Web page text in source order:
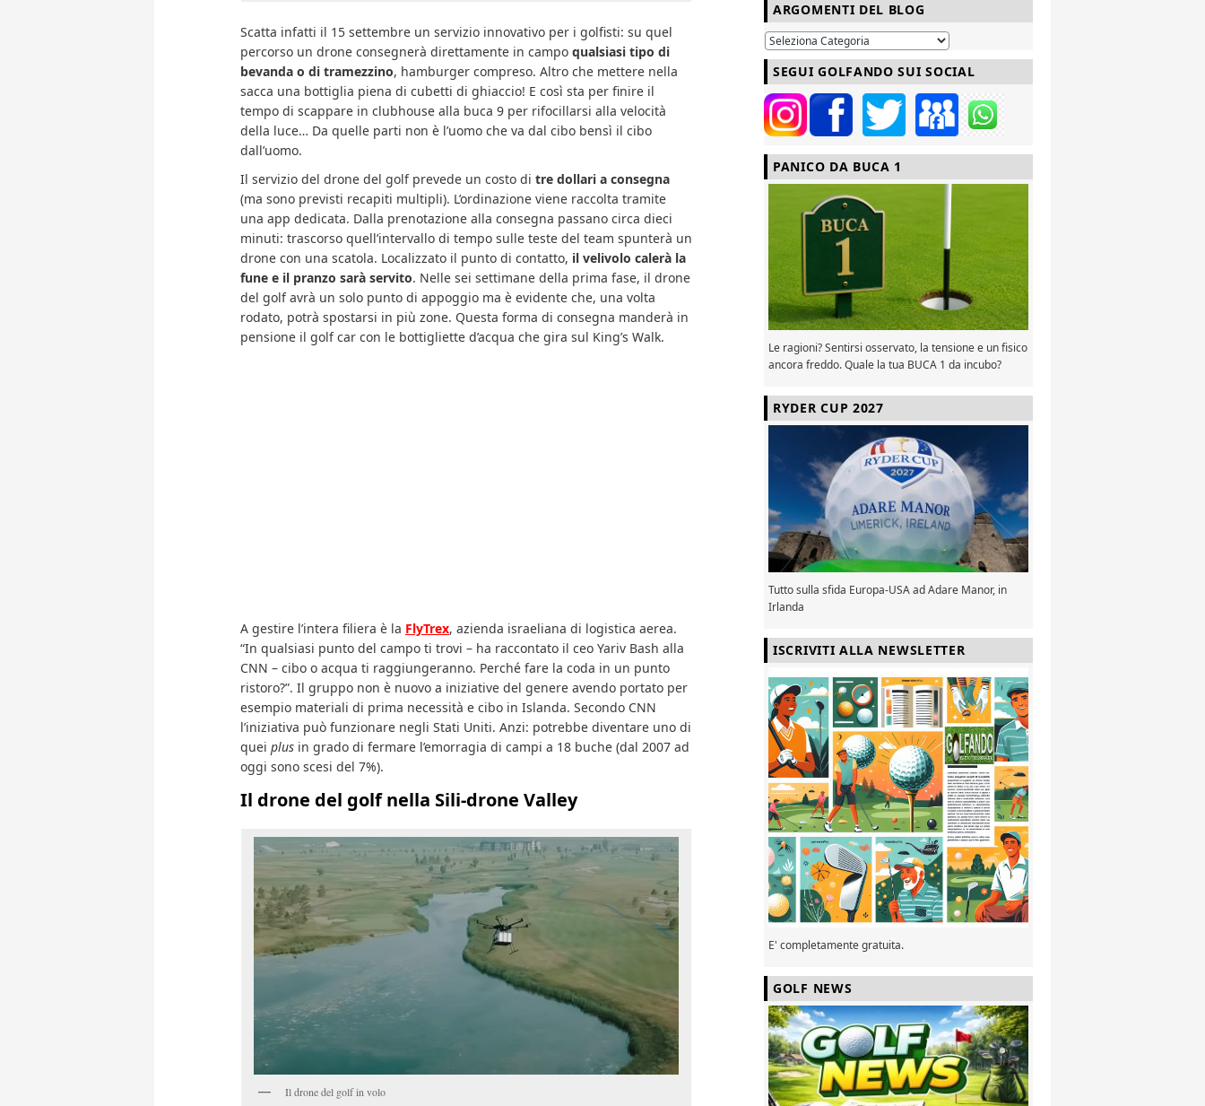
Scatta infatti il 15 settembre un servizio innovativo per i golfisti: su quel
percorso un drone consegnerà direttamente in campo qualsiasi tipo di
bevanda o di tramezzino, hamburger compreso. Altro che mettere nella
sacca una bottiglia piena di cubetti di ghiaccio! E così sta per finire il
tempo di scappare in clubhouse alla buca 9 per rifocillarsi alla velocità
della luce… Da quelle parti non è l’uomo che va dal cibo bensì il cibo
dall’uomo.
Il servizio del drone del golf prevede un costo di tre dollari a consegna
(ma sono previsti recapiti multipli). L’ordinazione viene raccolta tramite
una app dedicata. Dalla prenotazione alla consegna passano circa dieci
minuti: trascorso quell’intervallo di tempo sulle teste del team spunterà un
drone con una scatola. Localizzato il punto di contatto, il velivolo calerà la
fune e il pranzo sarà servito. Nelle sei settimane della prima fase, il drone
del golf avrà un solo punto di appoggio ma è evidente che, una volta
rodato, potrà spostarsi in più zone. Questa forma di consegna manderà in
pensione il golf car con le bottigliette d’acqua che gira sul King’s Walk.
A gestire l’intera filiera è la FlyTrex, azienda israeliana di logistica aerea.
“In qualsiasi punto del campo ti trovi – ha raccontato il ceo Yariv Bash alla
CNN – cibo o acqua ti raggiungeranno. Perché fare la coda in un punto
ristoro?”. Il gruppo non è nuovo a iniziative del genere avendo portato per
esempio materiali di prima necessità e cibo in Islanda. Secondo CNN
l’iniziativa può funzionare negli Stati Uniti. Anzi: potrebbe diventare uno di
quei plus in grado di fermare l’emorragia di campi a 18 buche (dal 2007 ad
oggi sono scesi del 7%).
Il drone del golf nella Sili-drone Valley
Il drone del golf in volo
ARGOMENTI DEL BLOG
SEGUI GOLFANDO SUI SOCIAL
PANICO DA BUCA 1
Le ragioni? Sentirsi osservato, la tensione e un fisico
ancora freddo. Quale la tua BUCA 1 da incubo?
RYDER CUP 2027
Tutto sulla sfida Europa-USA ad Adare Manor, in
Irlanda
ISCRIVITI ALLA NEWSLETTER
E' completamente gratuita.
GOLF NEWS